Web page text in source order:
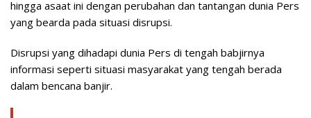
hingga asaat ini dengan perubahan dan tantangan dunia Pers
yang bearda pada situasi disrupsi.
Disrupsi yang dihadapi dunia Pers di tengah babjirnya
informasi seperti situasi masyarakat yang tengah berada
dalam bencana banjir.